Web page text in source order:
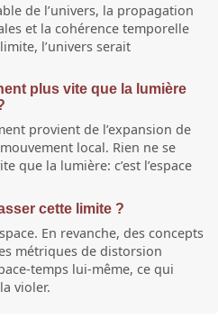
de l’univers, la propagation
et la cohérence temporelle
l’univers serait
plus vite que la lumière
provient de l’expansion de
local. Rien ne se
que la lumière: c’est l’espace
cette limite ?
En revanche, des concepts
métriques de distorsion
temps lui-même, ce qui
violer.